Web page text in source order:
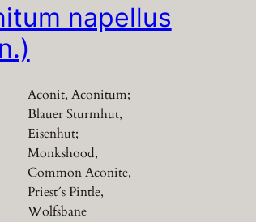
napellus
Aconit, Aconitum;
Blauer Sturmhut,
Eisenhut;
Monkshood,
Common Aconite,
Priest´s Pintle,
Wolfsbane